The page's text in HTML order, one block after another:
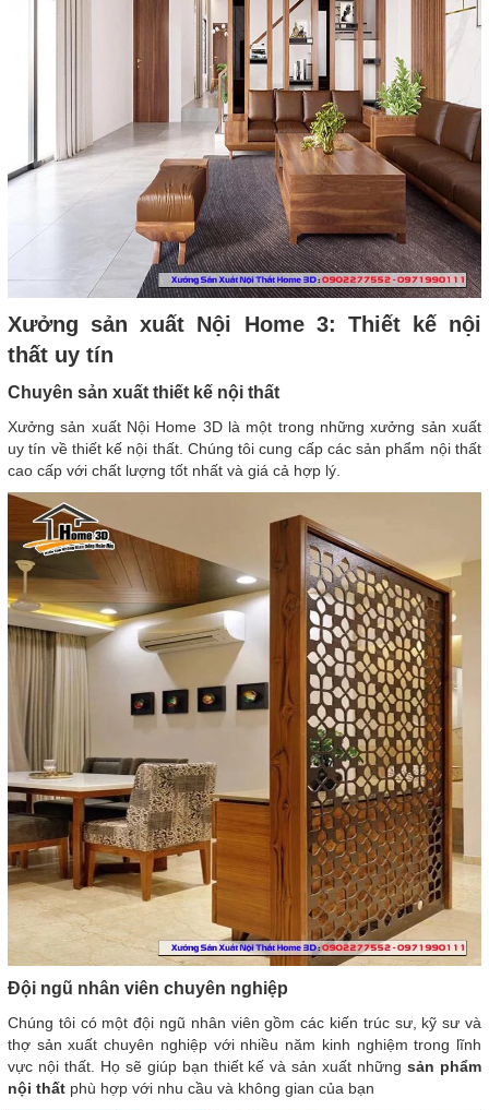
Xưởng sản xuất Nội Home 3: Thiết kế nội
thất uy tín
Chuyên sản xuất thiết kế nội thất
Xưởng sản xuất Nội Home 3D là một trong những xưởng sản xuất
uy tín về thiết kế nội thất. Chúng tôi cung cấp các sản phẩm nội thất
cao cấp với chất lượng tốt nhất và giá cả hợp lý.
Đội ngũ nhân viên chuyên nghiệp
Chúng tôi có một đội ngũ nhân viên gồm các kiến trúc sư, kỹ sư và
thợ sản xuất chuyên nghiệp với nhiều năm kinh nghiệm trong lĩnh
vực nội thất. Họ sẽ giúp bạn thiết kế và sản xuất nhữngsản phẩm
nội thất phù hợp với nhu cầu và không gian của bạn